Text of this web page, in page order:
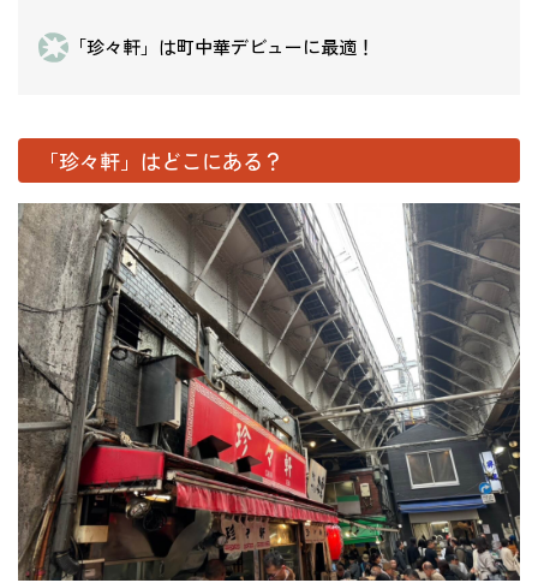
「珍々軒」は町中華デビューに最適！
「珍々軒」はどこにある？